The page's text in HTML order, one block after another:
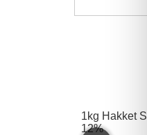
1kg Hakket
12%